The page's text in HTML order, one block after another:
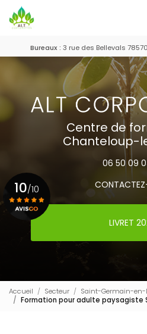
au
contenu
Bureaux : 3 rue des Bellevals 78570
Centre de
Chanteloup-
06 50 09
LIVRET
10/10
Accueil Secteur
Saint-Germain-en-
Formation pour adulte paysagiste